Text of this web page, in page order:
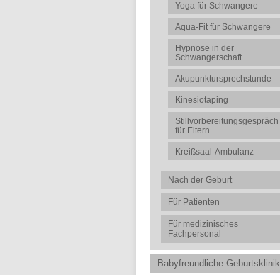
Yoga für Schwangere
Aqua-Fit für Schwangere
Hypnose in der
Schwangerschaft
Akupunktursprechstunde
Kinesiotaping
Stillvorbereitungsgespräch
für Eltern
Kreißsaal-Ambulanz
Nach der Geburt
Für Patienten
Für medizinisches
Fachpersonal
Babyfreundliche Geburtsklinik